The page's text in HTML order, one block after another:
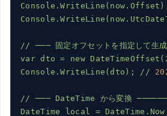
// ─── 固定オフセットを指定して生成
var dto = new
Console.WriteLine(dto);
//
// ─── DateTime から変換
DateTime
local =